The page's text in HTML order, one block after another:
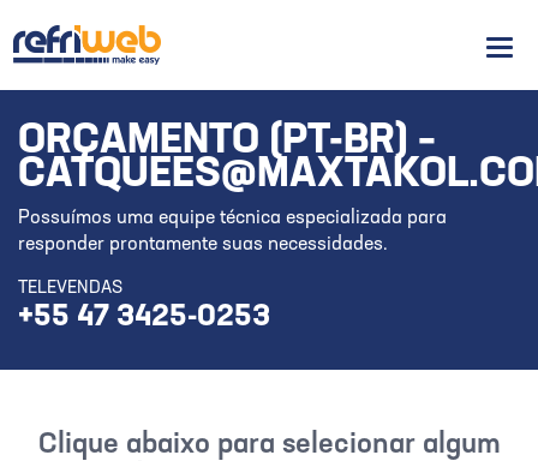
ORÇAMENTO (PT-BR) –
Possuímos uma equipe técnica especializada para
responder prontamente suas necessidades.
TELEVENDAS
+55 47 3425-0253
Clique abaixo para selecionar algum